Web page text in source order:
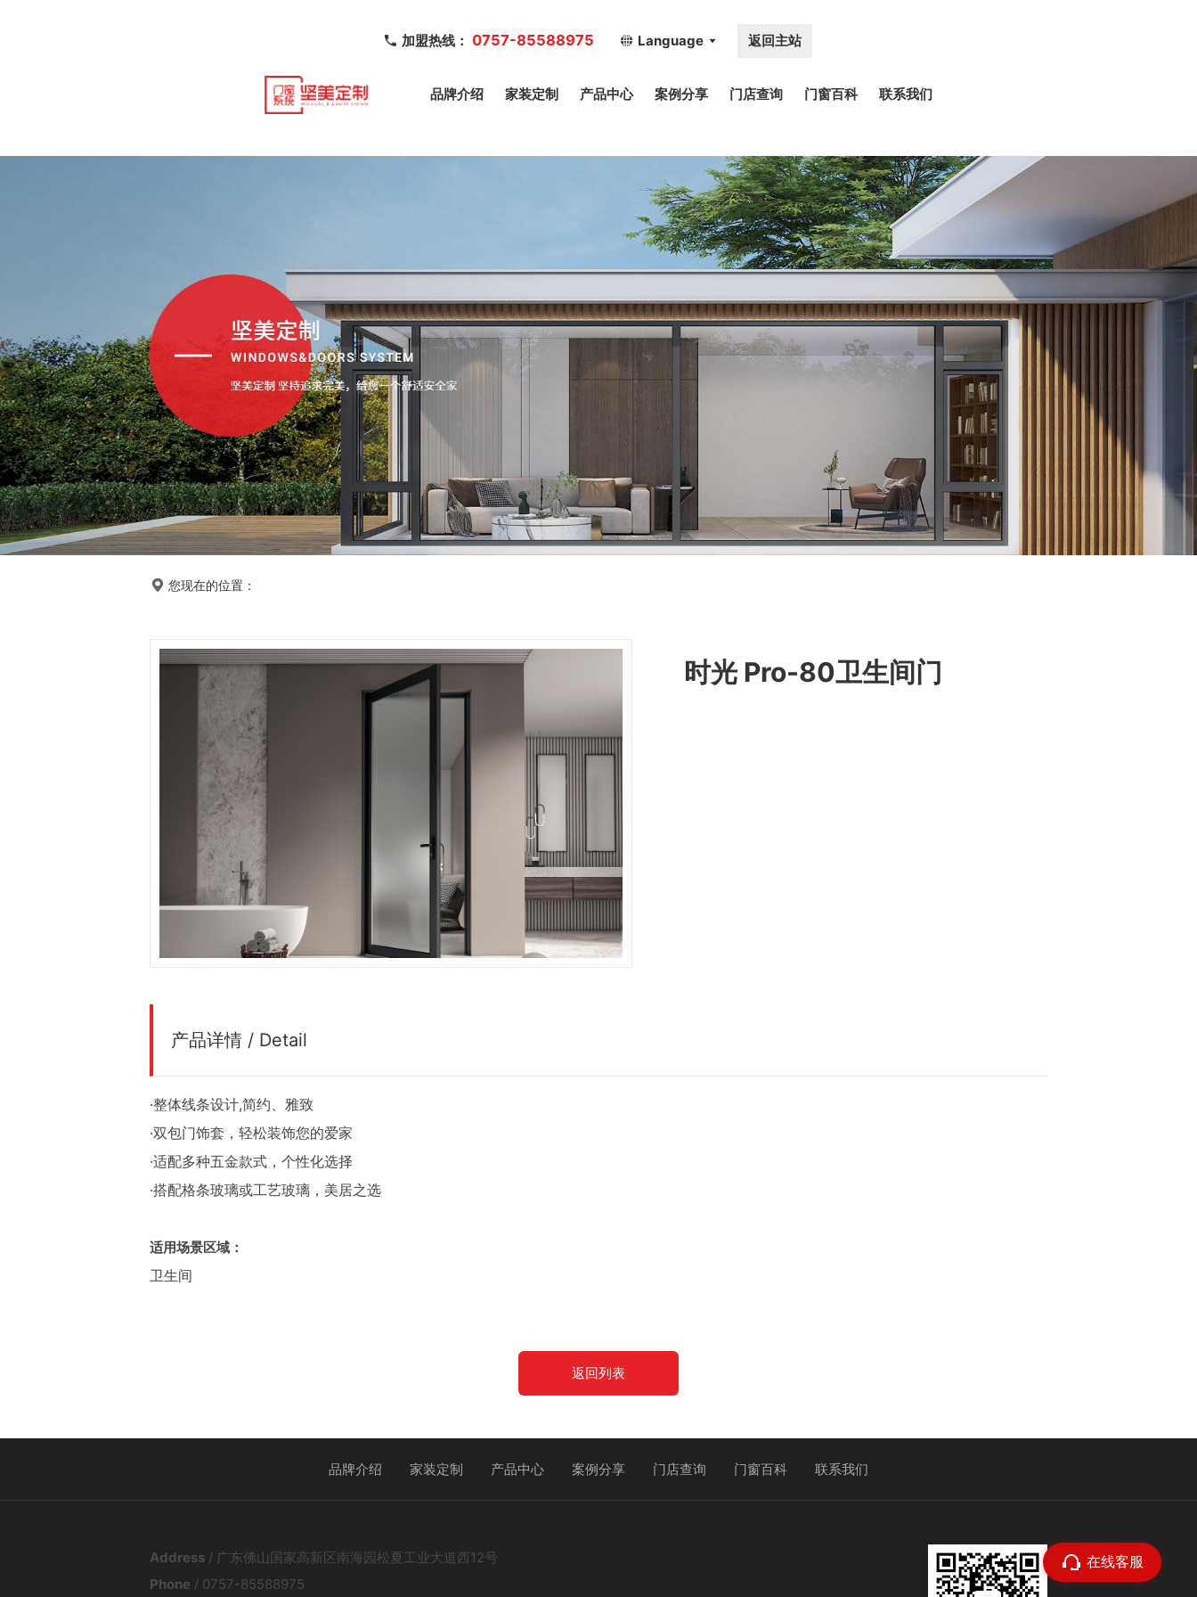
品牌介绍 家装定制 产品中心 案例分享 门店查询 门窗百科 联系我们
加盟热线： 0757-85588975 Language 返回主站
在线客服
您现在的位置：
时光 Pro-80卫生间门
产品详情 / Detail
·整体线条设计,简约、雅致
·双包门饰套，轻松装饰您的爱家
·适配多种五金款式，个性化选择
·搭配格条玻璃或工艺玻璃，美居之选
适用场景区域：
卫生间
返回列表
品牌介绍 家装定制 产品中心 案例分享 门店查询 门窗百科 联系我们
Address / 广东佛山国家高新区南海园松夏工业大道西12号
Phone / 0757-85588975